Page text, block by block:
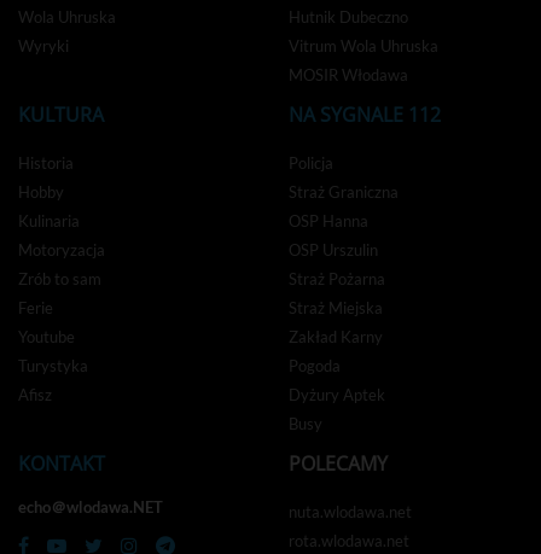
Wola Uhruska
Wyryki
Hutnik Dubeczno
Vitrum Wola Uhruska
MOSIR Włodawa
KULTURA
Historia
Hobby
Kulinaria
Motoryzacja
Zrób to sam
Ferie
Youtube
Turystyka
Afisz
NA SYGNALE 112
Policja
Straż Graniczna
OSP Hanna
OSP Urszulin
Straż Pożarna
Straż Miejska
Zakład Karny
Pogoda
Dyżury Aptek
Busy
KONTAKT
echo＠wlodawa.NET
POLECAMY
nuta.wlodawa.net
rota.wlodawa.net